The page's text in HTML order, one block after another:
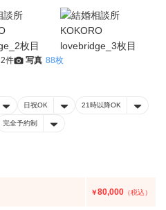
2件 写真 88枚
日祝OK 21時以降OK
完全予約制
￥80,000 （税込）